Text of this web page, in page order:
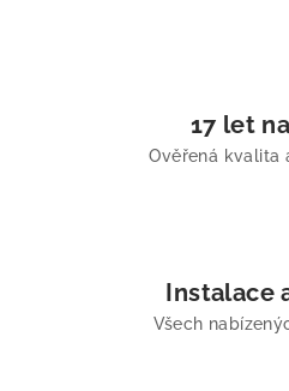
17 let
Ověřená kvalita
Instalace
Všech